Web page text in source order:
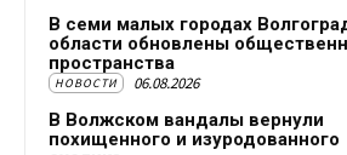
В семи малых городах
области обновлены
пространства
НОВОСТИ 06.08.2026
В Волжском вандалы вернули
похищенного и изуродованного